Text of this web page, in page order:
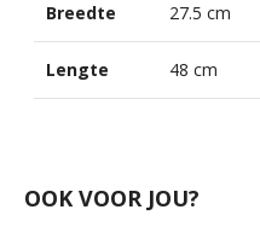
Breedte 27.5 cm
Lengte 48 cm
OOK VOOR JOU?